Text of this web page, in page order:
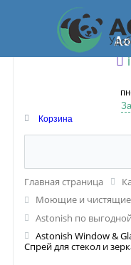
Корзина
Главная страница
Моющие и чистящие
Astonish по
Astonish Window &
Спрей для стекол и